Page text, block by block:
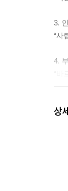
3.
“사
4.
“옳
“
상